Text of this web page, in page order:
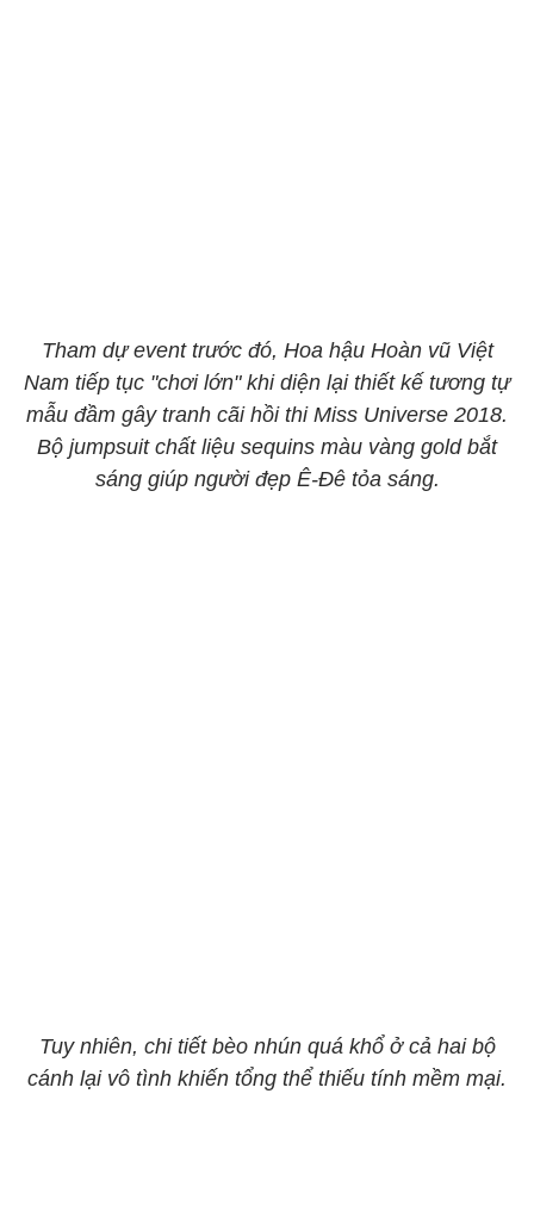
Tham dự event trước đó, Hoa hậu Hoàn vũ Việt
Nam tiếp tục "chơi lớn" khi diện lại thiết kế tương tự
mẫu đầm gây tranh cãi hồi thi Miss Universe 2018.
Bộ jumpsuit chất liệu sequins màu vàng gold bắt
sáng giúp người đẹp Ê-Đê tỏa sáng.
Tuy nhiên, chi tiết bèo nhún quá khổ ở cả hai bộ
cánh lại vô tình khiến tổng thể thiếu tính mềm mại.